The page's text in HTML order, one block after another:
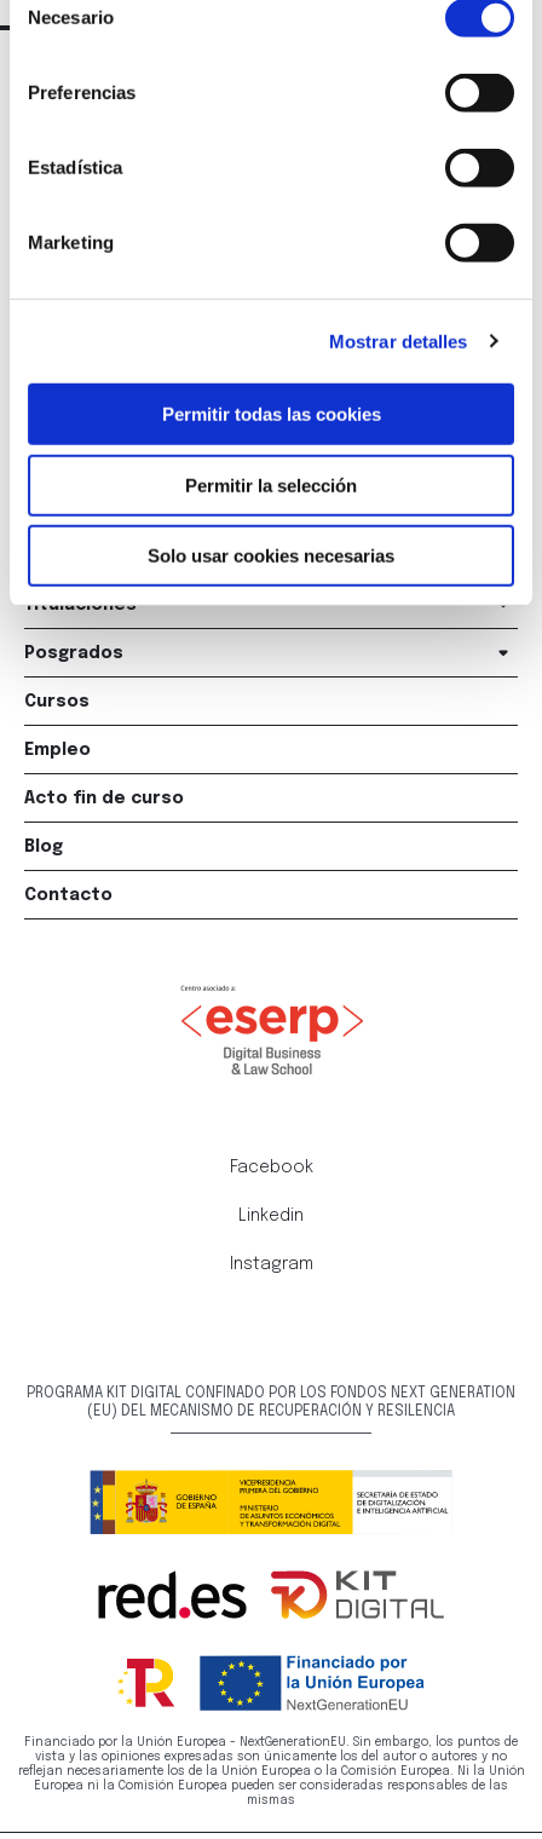
de Necesario
Preferencias
Estadística
Marketing
Mostrar detalles
Permitir todas las cookies
Permitir la selección
Solo usar cookies necesarias
Titulaciones
Posgrados
Cursos
Empleo
Acto fin de curso
Blog
Contacto
Facebook
Linkedin
Instagram
PROGRAMA KIT DIGITAL CONFINADO POR LOS FONDOS NEXT GENERATION
(EU) DEL MECANISMO DE RECUPERACIÓN Y RESILENCIA
Financiado por la Unión Europea - NextGenerationEU. Sin embargo, los puntos de
vista y las opiniones expresadas son únicamente los del autor o autores y no
reflejan necesariamente los de la Unión Europea o la Comisión Europea. Ni la Unión
Europea ni la Comisión Europea pueden ser consideradas responsables de las
mismas